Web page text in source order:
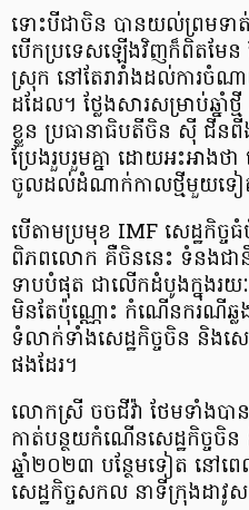
ទោះបីជាចិន បានយល់ព្រមទា
បើកប្រទេសឡើងវិញក៏ពិតមែន
ស្រុក នៅតែរារាំងដល់ការចំណ
ដដែល។ ថ្លែងសារសម្រាប់ឆ្នាំ
ខ្លួន ប្រធានាធិបតីចិន ស៊ី ជីនពី
ប្រែងរួបរួមគ្នា ដោយអះអាងថ
ចូលដល់ដំណាក់កាលថ្មីមួយទៀ
បើតាមប្រមុខ IMF សេដ្ឋកិច្
ពិភពលោក គឺចិននេះ ទំនងជា
ទាបបំផុត ជាលើកដំបូងក្នុងរ
មិនតែប៉ុណ្ណោះ កំណើនករណីឆ្
ទំលាក់ទាំងសេដ្ឋកិច្ចចិន និងស
ផងដែរ។
លោកស្រី ចចជីវ៉ា ថែមទាំងបា
កាត់បន្ថយកំណើនសេដ្ឋកិច្ចចិ
ឆ្នាំ២០២៣ បន្ថែមទៀត នៅព
សេដ្ឋកិច្ចសកល នាទីក្រុងដាវូ